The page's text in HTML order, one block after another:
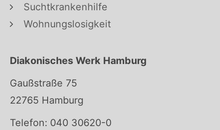
Suchtkrankenhilfe
Wohnungslosigkeit
Diakonisches Werk Hamburg
Gaußstraße 75
22765 Hamburg
Telefon: 040 30620-0